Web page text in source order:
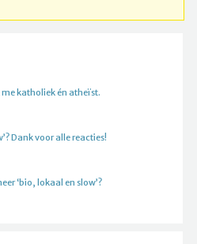
katholiek én atheïst.
Dank voor alle reacties!
‘bio, lokaal en slow’?